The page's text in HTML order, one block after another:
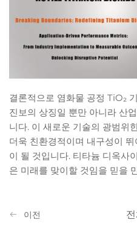
결론적으로 염화물 공정 TiO₂
진보의 상징일 뿐만 아니라 산
니다. 이 새로운 기술의 광범위
더욱 친환경적이며 내구성이
이 될 것입니다. 티타늄 디옥사
은 미래를 맞이할 것임을 믿을
이전 전